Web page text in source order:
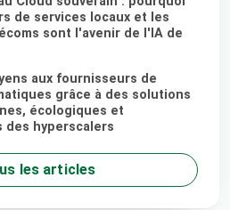
de services locaux et les
sont l'avenir de l'IA de
aux fournisseurs de
grâce à des solutions
écologiques et
des hyperscalers
les articles